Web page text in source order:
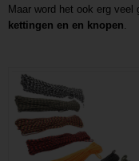
Maar word het ook erg
kettingen en en knopen.